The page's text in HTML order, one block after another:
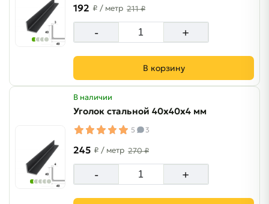
192 ₽ / метр 211 ₽
- +
В корзину
В наличии
Уголок стальной 40х40х4 мм
5 3
245 ₽ / метр 270 ₽
- +